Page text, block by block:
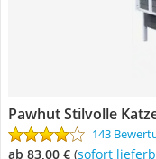
Pawhut Stilvolle
143
ab 83,00 € ( Sofort